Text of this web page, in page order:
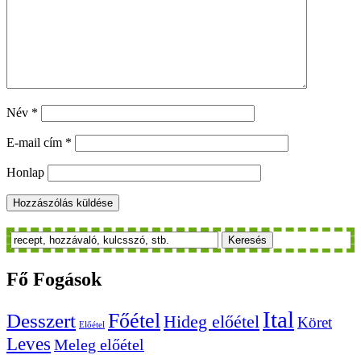
Név *
E-mail cím *
Honlap
Keresés
Fő Fogások
Desszert Előétel Főétel Hideg előétel Ital Köret
Leves Meleg előétel